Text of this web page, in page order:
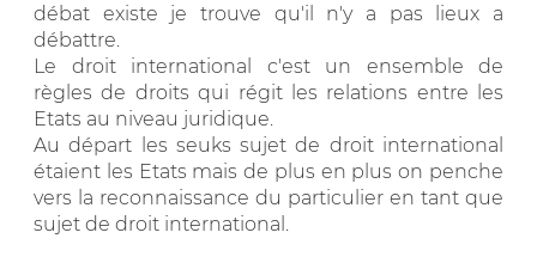
débat existe je trouve qu'il n'y a pas lieux a
débattre.
Le droit international c'est un ensemble de
règles de droits qui régit les relations entre les
Etats au niveau juridique.
Au départ les seuks sujet de droit international
étaient les Etats mais de plus en plus on penche
vers la reconnaissance du particulier en tant que
sujet de droit international.